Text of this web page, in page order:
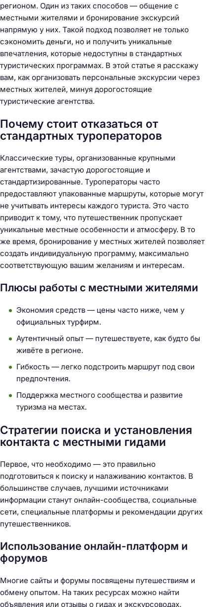
регионом. Один из таких способов — общение с
местными жителями и бронирование экскурсий
напрямую у них. Такой подход позволяет не только
сэкономить деньги, но и получить уникальные
впечатления, которые недоступны в стандартных
туристических программах. В этой статье я расскажу
вам, как организовать персональные экскурсии через
местных жителей, минуя дорогостоящие
туристические агентства.
Почему стоит отказаться от
стандартных туроператоров
Классические туры, организованные крупными
агентствами, зачастую дорогостоящие и
стандартизированные. Туроператоры часто
предоставляют упакованные маршруты, которые могут
не учитывать интересы каждого туриста. Это часто
приводит к тому, что путешественник пропускает
уникальные местные особенности и атмосферу. В то
же время, бронирование у местных жителей позволяет
создать индивидуальную программу, максимально
соответствующую вашим желаниям и интересам.
Плюсы работы с местными жителями
Экономия средств — цены часто ниже, чем у
официальных турфирм.
Аутентичный опыт — путешествуете, как будто бы
живёте в регионе.
Гибкость — легко подстроить маршрут под свои
предпочтения.
Поддержка местного сообщества и развитие
туризма на местах.
Стратегии поиска и установления
контакта с местными гидами
Первое, что необходимо — это правильно
подготовиться к поиску и налаживанию контактов. В
большинстве случаев, лучшими источниками
информации станут онлайн-сообщества, социальные
сети, специальные платформы и рекомендации других
путешественников.
Использование онлайн-платформ и
форумов
Многие сайты и форумы посвящены путешествиям и
обмену опытом. На таких ресурсах можно найти
объявления или отзывы о гидах и экскурсоводах.